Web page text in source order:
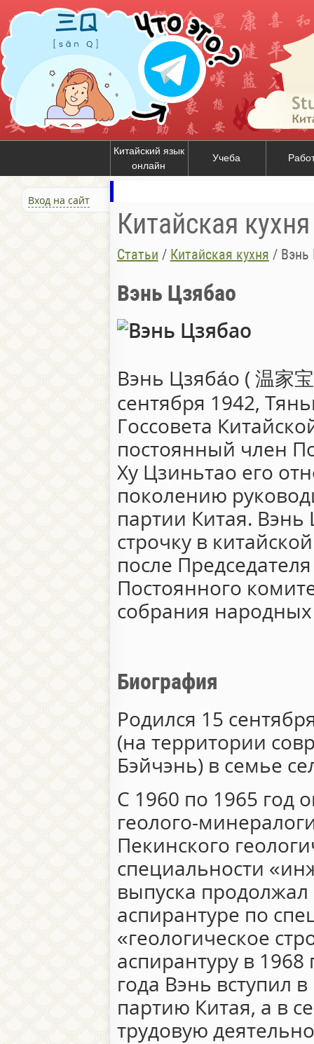
Китайский язык
онлайн
Учеба
Вход на сайт
Китайская кухня
Статьи / Китайская кухня / Вэнь
Вэнь Цзябао
Вэнь Цзяба́о (温家宝
сентября 1942,
Госсовета
постоянный член
Ху Цзиньтао его
поколению
партии Китая.
строчку в
после
Постоянного
собрания
Биография
Родился 15
(на территории
Бэйчэнь) в семье
С 1960 по 1965 год
геолого-
Пекинского
специальности
выпуска
аспирантуре по
«геологическое
аспирантуру в
года Вэнь вступил
партию Китая, а в
трудовую